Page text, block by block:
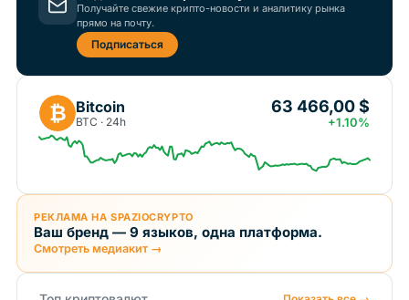
Получайте свежие крипто-новости и аналитику рынка
прямо на почту.
Подписаться
₿ Bitcoin
BTC · 24h
63 466,00 $
+1.10%
РЕКЛАМА НА SPAZIOCRYPTO
Ваш бренд — 9 языков, одна платформа.
Смотреть медиакит →